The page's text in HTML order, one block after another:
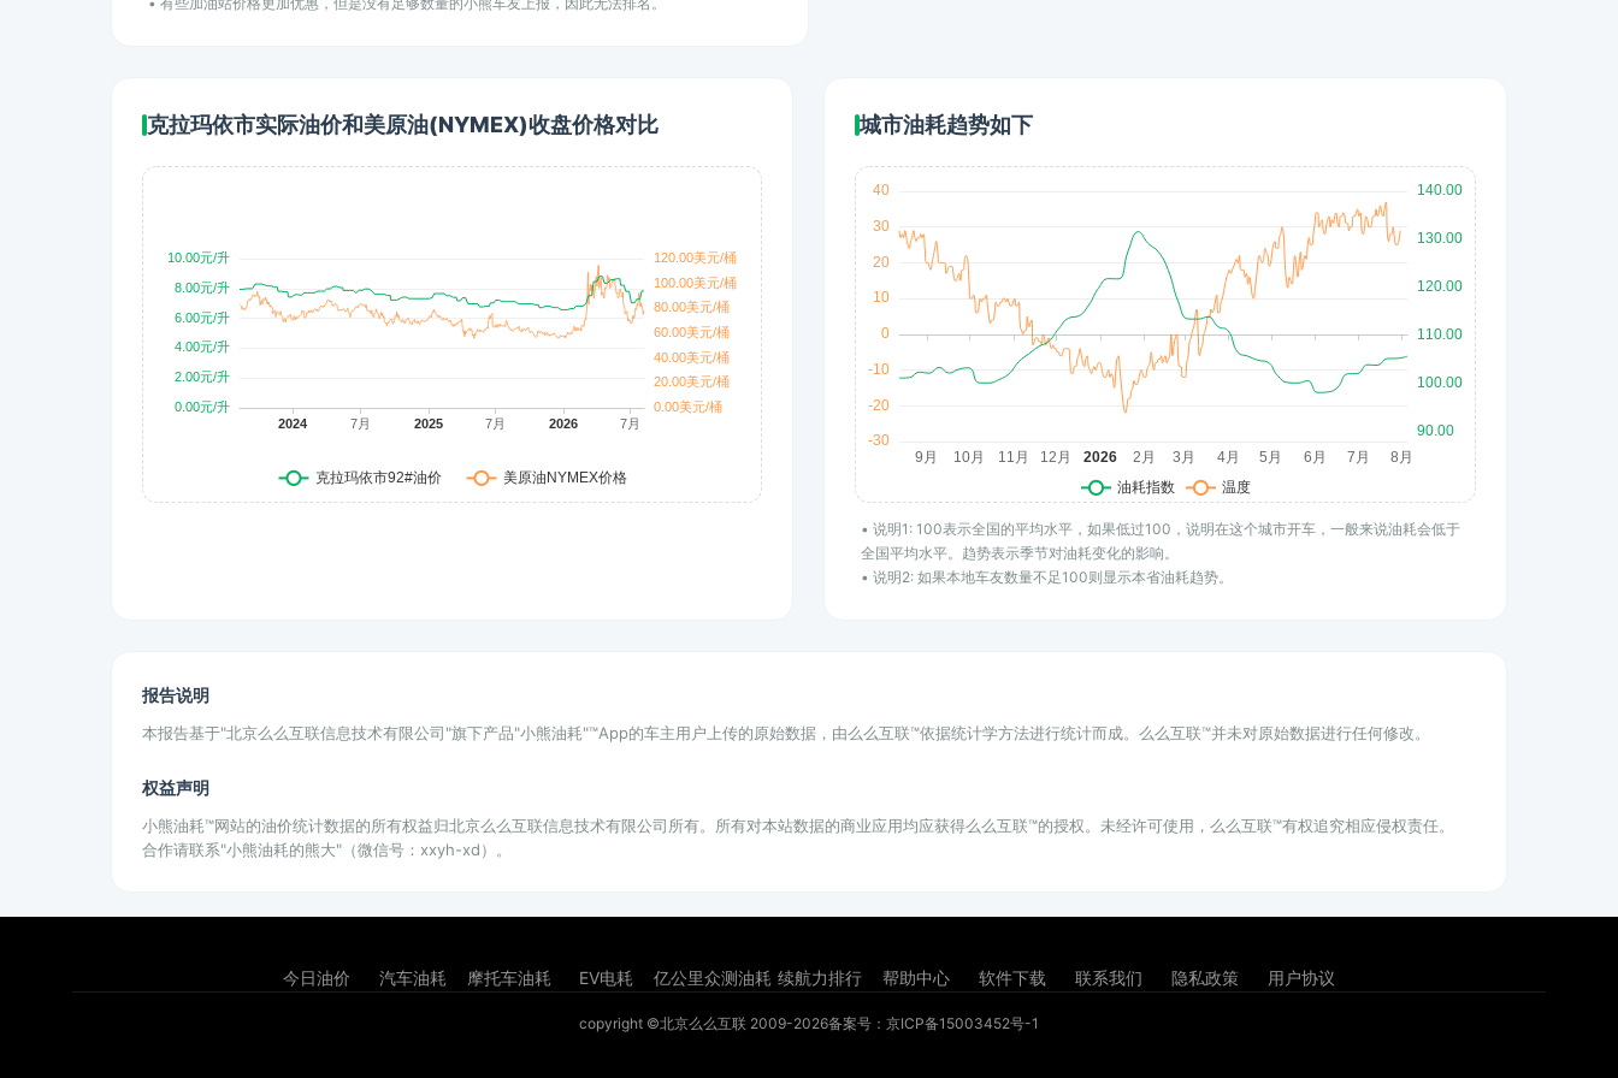
克拉玛依市实际油价和美原油(NYMEX)收盘价格对比 城市油耗趋势如下
• 说明1: 100表示全国的平均水平，如果低过100，说明在这个城市开车，一般来说油耗会低于
全国平均水平。趋势表示季节对油耗变化的影响。
• 说明2: 如果本地车友数量不足100则显示本省油耗趋势。
报告说明
本报告基于"北京么么互联信息技术有限公司"旗下产品"小熊油耗"™App的车主用户上传的原始数据，由么么互联™依据统计学方法进行统计而成。么么互联™并未对原始数据进行任何修改。
权益声明
小熊油耗™网站的油价统计数据的所有权益归北京么么互联信息技术有限公司所有。所有对本站数据的商业应用均应获得么么互联™的授权。未经许可使用，么么互联™有权追究相应侵权责任。
合作请联系"小熊油耗的熊大"（微信号：xxyh-xd）。
今日油价 汽车油耗 摩托车油耗 EV电耗 亿公里众测油耗 续航力排行 帮助中心 软件下载 联系我们 隐私政策 用户协议
copyright ©北京么么互联 2009-2026备案号：京ICP备15003452号-1